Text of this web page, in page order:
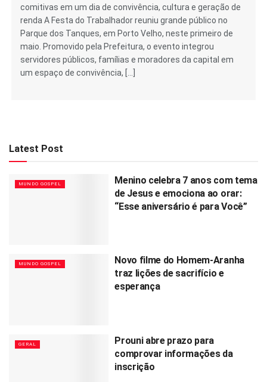
comitivas em um dia de convivência, cultura e geração de
renda A Festa do Trabalhador reuniu grande público no
Parque dos Tanques, em Porto Velho, neste primeiro de
maio. Promovido pela Prefeitura, o evento integrou
servidores públicos, famílias e moradores da capital em
um espaço de convivência, […]
Latest Post
MUNDO GOSPEL
Menino celebra 7 anos com tema
de Jesus e emociona ao orar:
“Esse aniversário é para Você”
MUNDO GOSPEL
Novo filme do Homem-Aranha
traz lições de sacrifício e
esperança
GERAL
Prouni abre prazo para
comprovar informações da
inscrição